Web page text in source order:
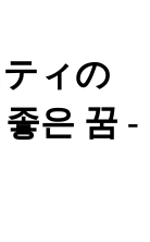
ィの
은 꿈 -